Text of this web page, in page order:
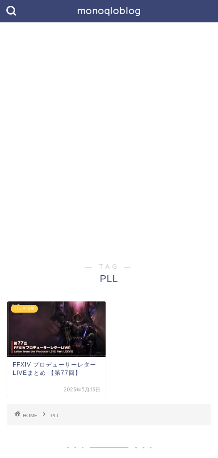
monoqloblog
― TAG ―
PLL
パッチ情報
FFXIV プロデューサーレター
LIVEまとめ 【第77回】
2023年5月13日
HOME PLL